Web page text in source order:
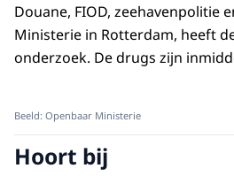
Douane, FIOD, zeehavenpolitie
Ministerie in Rotterdam, heeft
onderzoek. De drugs zijn
Beeld: Openbaar Ministerie
Hoort bij